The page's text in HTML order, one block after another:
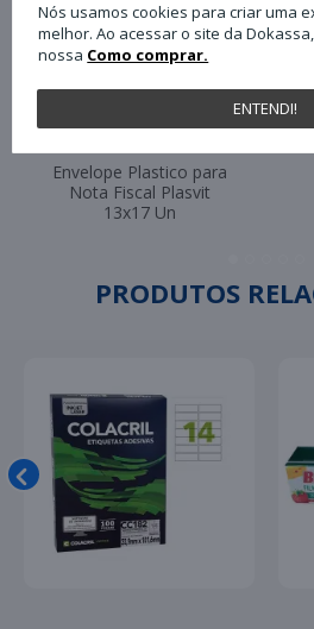
Envelope Plastico para
Nota Fiscal Plasvit
13x17 Un
PRODUTOS
Nós usamos cookies para criar uma
melhor. Ao acessar o site da
nossa Como comprar.
ENTENDI!